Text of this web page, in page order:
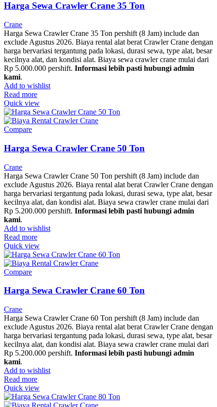
Harga Sewa Crawler Crane 35 Ton
Crane
Harga Sewa Crawler Crane 35 Ton pershift (8 Jam) include dan
exclude Agustus 2026. Biaya rental alat berat Crawler Crane dengan
harga bervariasi tergantung pada lokasi, durasi sewa, type alat, besar
kecilnya alat, dan kondisi alat. Biaya sewa crawler crane mulai dari
Rp 5.000.000 pershift. Informasi lebih pasti hubungi admin
kami.
Add to wishlist
Read more
Quick view
Compare
Harga Sewa Crawler Crane 50 Ton
Crane
Harga Sewa Crawler Crane 50 Ton pershift (8 Jam) include dan
exclude Agustus 2026. Biaya rental alat berat Crawler Crane dengan
harga bervariasi tergantung pada lokasi, durasi sewa, type alat, besar
kecilnya alat, dan kondisi alat. Biaya sewa crawler crane mulai dari
Rp 5.200.000 pershift. Informasi lebih pasti hubungi admin
kami.
Add to wishlist
Read more
Quick view
Compare
Harga Sewa Crawler Crane 60 Ton
Crane
Harga Sewa Crawler Crane 60 Ton pershift (8 Jam) include dan
exclude Agustus 2026. Biaya rental alat berat Crawler Crane dengan
harga bervariasi tergantung pada lokasi, durasi sewa, type alat, besar
kecilnya alat, dan kondisi alat. Biaya sewa crawler crane mulai dari
Rp 5.200.000 pershift. Informasi lebih pasti hubungi admin
kami.
Add to wishlist
Read more
Quick view